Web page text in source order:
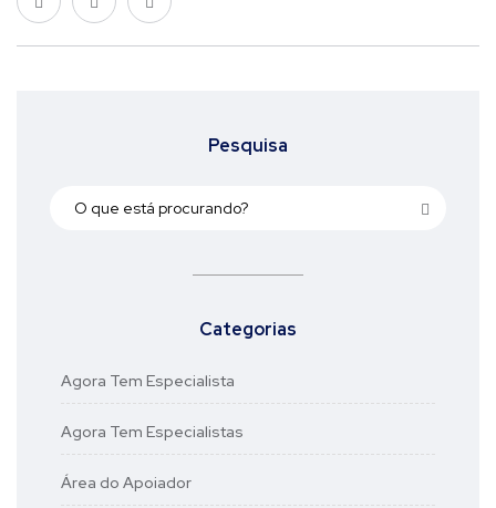
Pesquisa
Categorias
Agora Tem Especialista
Agora Tem Especialistas
Área do Apoiador